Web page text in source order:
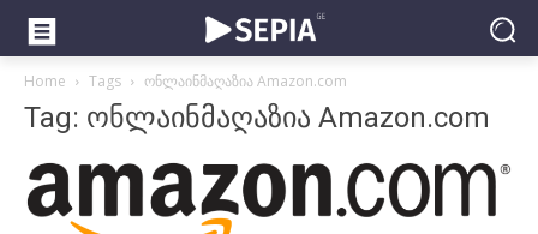
Home Tags ონლაინმაღაზია Amazon.com
Tag: ონლაინმაღაზია Amazon.com